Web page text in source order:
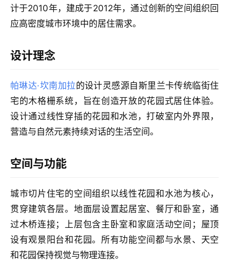
与
观
建
筑
教
极
速
工
作
计于2010年，建成于2012年，通过创新的空间组织回
应高密度城市环境中的居住需求。
设计理念
帕琳达·坎南加拉的设计灵感源自斯里兰卡传统临街住
宅的木格栅系统，旨在创造开放的花园式居住体验。
设计通过线性穿插的花园和水池，打破室内外界限，
营造与自然元素持续对话的生活空间。
空间与功能
城市切片住宅的空间组织以线性花园和水池为核心，
贯穿建筑各层。地面层设置起居室、餐厅和卧室，通
过木桥连接；上层包含主卧室和家庭活动空间；屋顶
设有观景阳台和花园。所有功能空间都与水景、天空
和花园保持视觉与物理连接。